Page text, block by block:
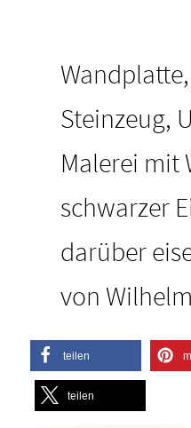
Steinzeug,
Malerei mit
schwarzer
darüber
von
teilen
teilen